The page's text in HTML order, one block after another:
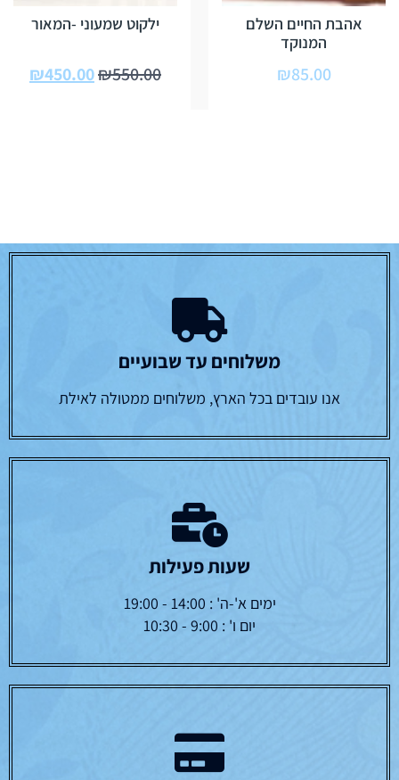
אהבת החיים השלם
המנוקד
₪85.00
ילקוט שמעוני -המאור
₪550.00
₪450.00
משלוחים עד שבועיים
אנו עובדים בכל הארץ, משלוחים ממטולה לאילת
שעות פעילות
ימים א'-ה' : 14:00 - 19:00
יום ו' : 9:00 - 10:30